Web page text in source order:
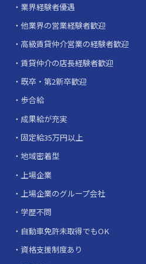
業界経験者優遇
他業界の営業経験者歓迎
高級賃貸仲介営業の経験者歓迎
賃貸仲介の店長経験者歓迎
既卒・第2新卒歓迎
歩合給
成果給が充実
固定給35万円以上
地域密着型
上場企業
上場企業のグループ会社
学歴不問
自動車免許未取得でもOK
資格支援制度あり